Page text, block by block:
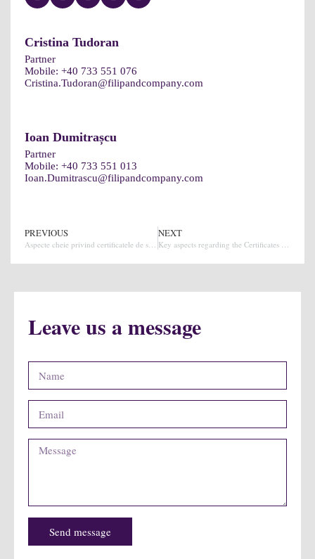
Cristina Tudoran
Partner
Mobile: +40 733 551 076
Cristina.Tudoran@filipandcompany.com
Ioan Dumitrașcu
Partner
Mobile: +40 733 551 013
Ioan.Dumitrascu@filipandcompany.com
PREVIOUS
Aspecte cheie privind certificatele de stare de urgenta
NEXT
Key aspects regarding the Certificates for State of Emergency
Leave us a message
Send message